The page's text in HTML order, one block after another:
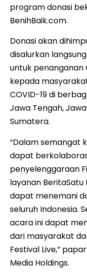
program donasi
BenihBaik.com.
Donasi akan
disalurkan
untuk penanganan
kepada
COVID-19 di
Jawa Tengah,
Sumatera.
“Dalam semangat
dapat
penyelenggaraan
layanan BeritaSatu
dapat menemani
seluruh Indonesia.
acara ini dapat
dari masyarakat
Festival Live,”
Media Holdings.